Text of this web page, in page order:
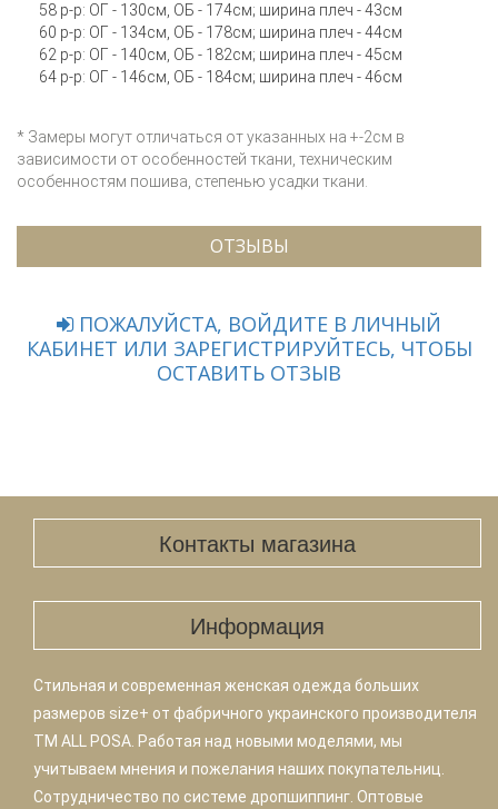
58 р-р: ОГ - 130см, ОБ - 174см; ширина плеч - 43см
60 р-р: ОГ - 134см, ОБ - 178см; ширина плеч - 44см
62 р-р: ОГ - 140см, ОБ - 182см; ширина плеч - 45см
64 р-р: ОГ - 146см, ОБ - 184см; ширина плеч - 46см
* Замеры могут отличаться от указанных на +-2см в
зависимости от особенностей ткани, техническим
особенностям пошива, степенью усадки ткани.
ОТЗЫВЫ
ПОЖАЛУЙСТА, ВОЙДИТЕ В ЛИЧНЫЙ
КАБИНЕТ ИЛИ ЗАРЕГИСТРИРУЙТЕСЬ, ЧТОБЫ
ОСТАВИТЬ ОТЗЫВ
Контакты магазина
Информация
Стильная и современная женская одежда больших
размеров size+ от фабричного украинского производителя
TM ALL POSA. Работая над новыми моделями, мы
учитываем мнения и пожелания наших покупательниц.
Сотрудничество по системе дропшиппинг. Оптовые